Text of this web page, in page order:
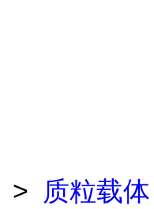
>
质粒载体